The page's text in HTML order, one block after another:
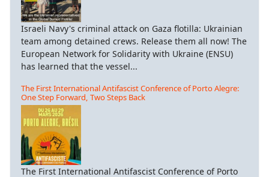
Israeli Navy's criminal attack on Gaza flotilla: Ukrainian
team among detained crews. Release them all now! The
European Network for Solidarity with Ukraine (ENSU)
has learned that the vessel...
The First International Antifascist Conference of Porto Alegre:
One Step Forward, Two Steps Back
The First International Antifascist Conference of Porto